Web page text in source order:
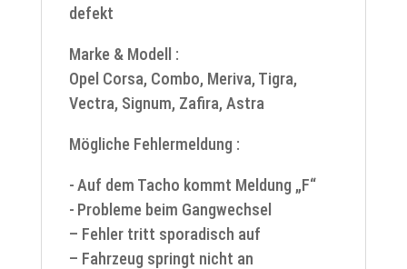
defekt
Marke & Modell :
Opel Corsa, Combo, Meriva, Tigra,
Vectra, Signum, Zafira, Astra
Mögliche Fehlermeldung :
- Auf dem Tacho kommt Meldung „F“
- Probleme beim Gangwechsel
– Fehler tritt sporadisch auf
– Fahrzeug springt nicht an